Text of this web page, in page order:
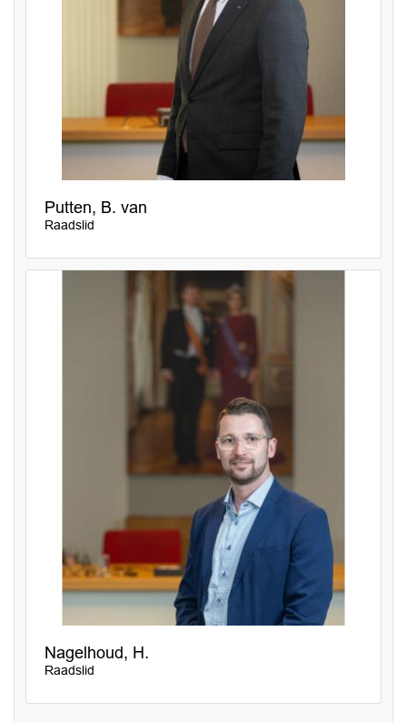
Putten, B. van
Raadslid
Nagelhoud, H.
Raadslid